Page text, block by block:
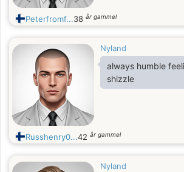
Peterfromf...38 år gammel
Nyland
always humble
shizzle
Russhenry0...42 år gammel
Nyland